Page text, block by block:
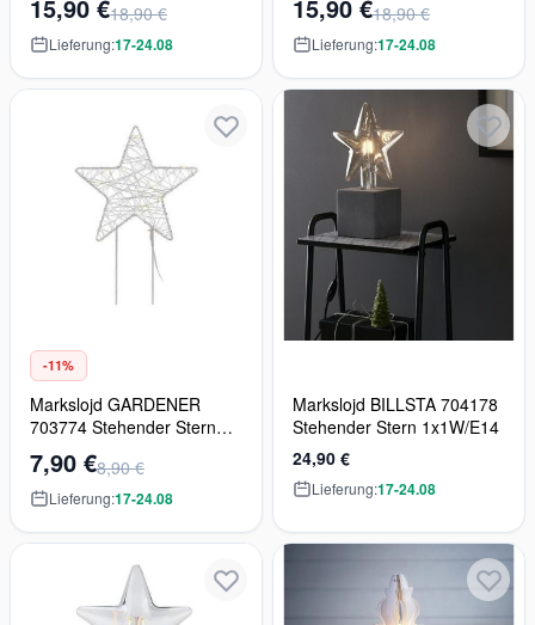
15,90 €18,90 €
Lieferung:17-24.08
15,90 €18,90 €
Lieferung:17-24.08
-11%
Markslojd GARDENER
703774 Stehender Stern
1x0,3W/LED
7,90 €8,90 €
Lieferung:17-24.08
Markslojd BILLSTA 704178
Stehender Stern 1x1W/E14
24,90 €
Lieferung:17-24.08